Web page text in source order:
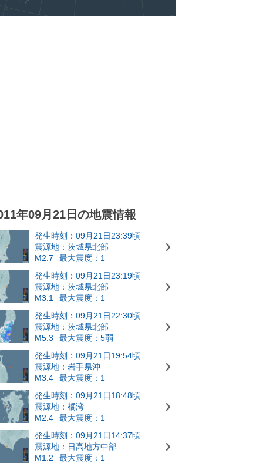
年09月21日の地震情報
発生時刻：09月21日23:39頃
震源地：茨城県北部
M2.7
最大震度：1
発生時刻：09月21日23:19頃
震源地：茨城県北部
M3.1
最大震度：1
発生時刻：09月21日22:30頃
震源地：茨城県北部
M5.3
最大震度：5弱
発生時刻：09月21日19:54頃
震源地：岩手県沖
M3.4
最大震度：1
発生時刻：09月21日18:48頃
震源地：橘湾
M2.4
最大震度：1
発生時刻：09月21日14:37頃
震源地：日高地方中部
M1.2
最大震度：1